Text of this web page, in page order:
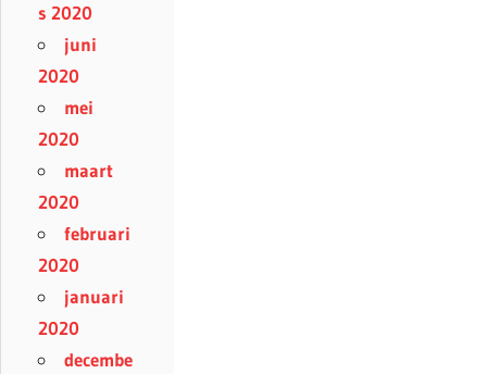
s 2020
juni
2020
mei
2020
maart
2020
februari
2020
januari
2020
decembe